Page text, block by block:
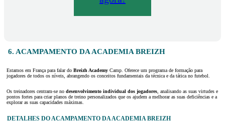
6. ACAMPAMENTO DA ACADEMIA BREIZH
Estamos em França para falar do Breizh Academy Camp. Oferece um programa de formação para
jogadores de todos os níveis, abrangendo os conceitos fundamentais da técnica e da tática no futebol.
Os treinadores centram-se no desenvolvimento individual dos jogadores , analisando as suas virtudes e
pontos fortes para criar planos de treino personalizados que os ajudem a melhorar as suas deficiências e a
explorar as suas capacidades máximas.
DETALHES DO ACAMPAMENTO DA ACADEMIA BREIZH